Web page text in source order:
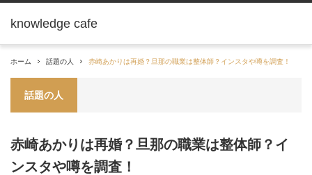
knowledge cafe
ホーム 話題の人 赤崎あかりは再婚？旦那の職業は整体師？インスタや噂を調査！
話題の人
赤崎あかりは再婚？旦那の職業は整体師？イ
ンスタや噂を調査！